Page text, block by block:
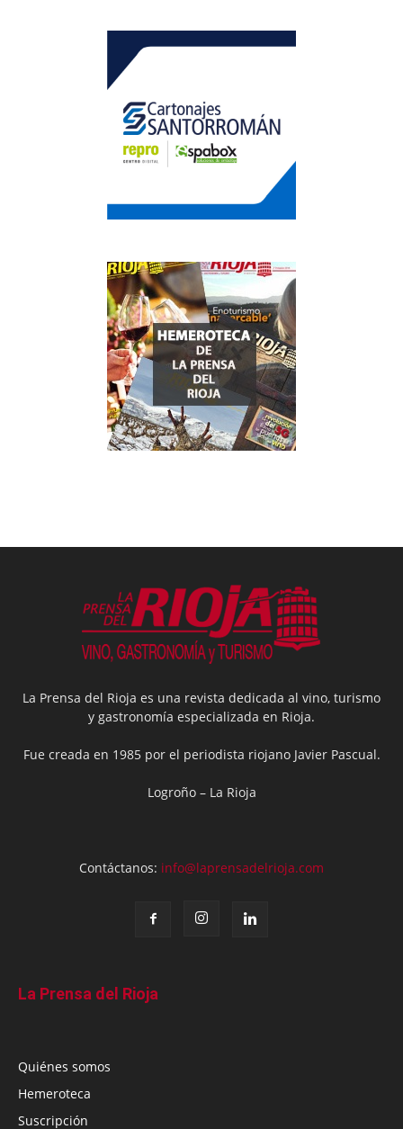
La Prensa del Rioja es una revista dedicada al vino, turismo
y gastronomía especializada en Rioja.
Fue creada en 1985 por el periodista riojano Javier Pascual.
Logroño – La Rioja
Contáctanos: info@laprensadelrioja.com
La Prensa del Rioja
Quiénes somos
Hemeroteca
Suscripción